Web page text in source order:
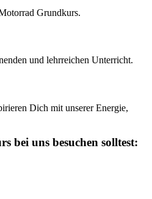
Grundkurs.
und lehrreichen Unterricht.
Dich mit unserer Energie,
bei uns besuchen solltest: